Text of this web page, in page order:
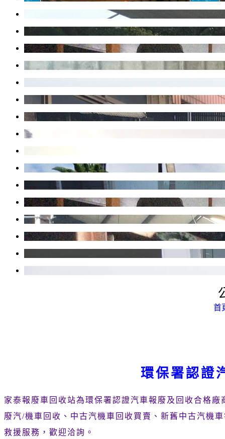
首
環保署認證
家泰報廢車回收站為環保署認證汽車報廢及回收合格
廢汽/機車回收、中古汽機車回收買賣、新舊中古汽機
救援服務，歡迎洽詢。